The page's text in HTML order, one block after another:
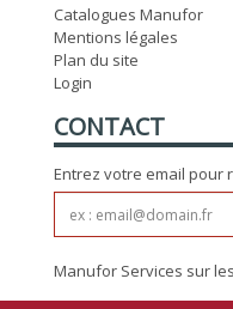
Catalogues Manufor
Mentions légales
Plan du site
Login
CONTACT
Entrez votre email pour
Manufor Services sur